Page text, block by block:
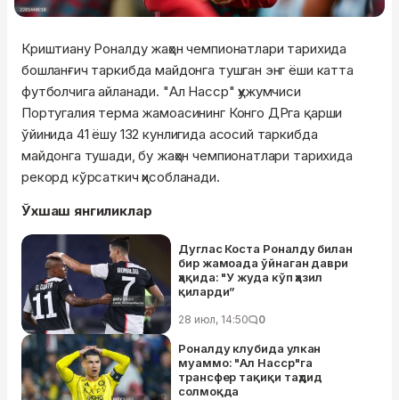
Криштиану Роналду жаҳон чемпионатлари тарихида
бошланғич таркибда майдонга тушган энг ёши катта
футболчига айланади. "Ал Насср" ҳужумчиси
Португалия терма жамоасининг Конго ДРга қарши
ўйинида 41 ёшу 132 кунлигида асосий таркибда
майдонга тушади, бу жаҳон чемпионатлари тарихида
рекорд кўрсаткич ҳисобланади.
Ўхшаш янгиликлар
Дуглас Коста Роналду билан
бир жамоада ўйнаган даври
ҳақида: "У жуда кўп ҳазил
қиларди”
28 июл, 14:50 0
Роналду клубида улкан
муаммо: "Ал Насср"га
трансфер тақиқи таҳдид
солмоқда